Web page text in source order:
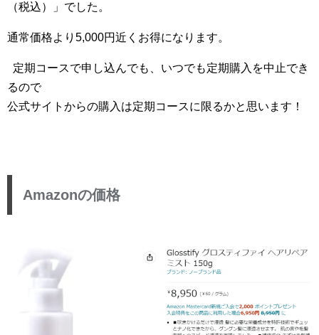
（税込）」でした。
通常価格より5,000円近くお得になります。
定期コースで申し込んでも、いつでも定期購入を中止でき
るので
公式サイトからの購入は定期コースに限るかと思います！
Amazonの価格